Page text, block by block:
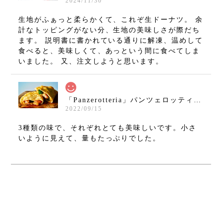
生地がふぁっと柔らかくて、これぞ生ドーナツ。 余
計なトッピングがない分、生地の美味しさが際だち
ます。 説明書に書かれている通りに解凍、温めして
食べると、美味しくて、あっという間に食べてしま
いました。 又、注文しようと思います。
2022/09/15
3種類の味で、それぞれとても美味しいです。小さ
いように見えて、量もたっぷりでした。